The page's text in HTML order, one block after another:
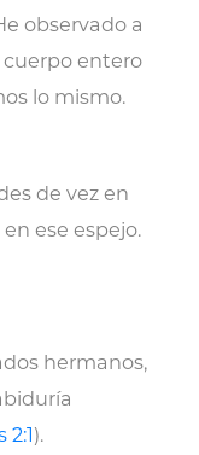
observado a
cuerpo entero
lo mismo.
de vez en
ese espejo.
hermanos,
2:1).